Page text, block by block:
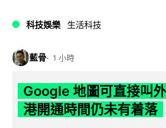
科技娛樂 生活科技
藍骨 1 小時
Google 地圖可直接叫
港開通時間仍未有着落